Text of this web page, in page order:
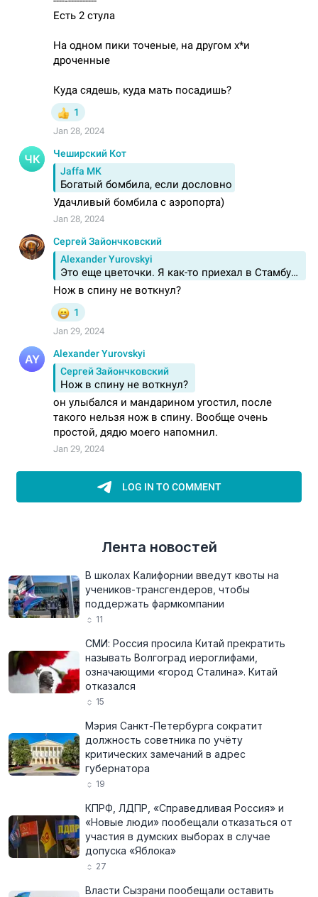
Лента новостей
В школах Калифорнии введут квоты на
учеников-трансгендеров, чтобы
поддержать фармкомпании
11
СМИ: Россия просила Китай прекратить
называть Волгоград иероглифами,
означающими «город Сталина». Китай
отказался
15
Мэрия Санкт-Петербурга сократит
должность советника по учёту
критических замечаний в адрес
губернатора
19
КПРФ, ЛДПР, «Справедливая Россия» и
«Новые люди» пообещали отказаться от
участия в думских выборах в случае
допуска «Яблока»
27
Власти Сызрани пообещали оставить